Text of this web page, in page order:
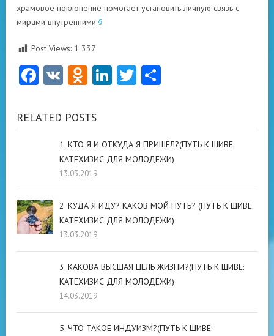
храмовое поклонение помогает установить личную связь с
мирами внутренними.§
Post Views: 1 337
Facebook
VK Odnoklassniki
LinkedIn
Twitter
RELATED POSTS
1. КТО Я И ОТКУДА Я ПРИШЁЛ?(ПУТЬ К ШИВЕ:
КАТЕХИЗИС ДЛЯ МОЛОДЕЖИ)
13.03.2019
2. КУДА Я ИДУ? КАКОВ МОЙ ПУТЬ? (ПУТЬ К ШИВЕ.
КАТЕХИЗИС ДЛЯ МОЛОДЕЖИ)
13.03.2019
3. КАКОВА ВЫСШАЯ ЦЕЛЬ ЖИЗНИ?(ПУТЬ К ШИВЕ:
КАТЕХИЗИС ДЛЯ МОЛОДЁЖИ)
14.03.2019
5. ЧТО ТАКОЕ ИНДУИЗМ?(ПУТЬ К ШИВЕ: